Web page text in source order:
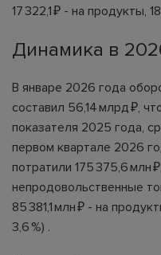
17 322,1 ₽ - на продукты,
Динамика в
В январе 2026 года
составил 56,14 млрд ₽,
показателя 2025 года,
первом квартале 2026
потратили 175 375,6 млн
непродовольственные
85 381,1 млн ₽ - на
3,6 %) .